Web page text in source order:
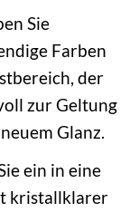
Sie
Farben
der
zur Geltung
Glanz.
ein in eine
kristallklarer